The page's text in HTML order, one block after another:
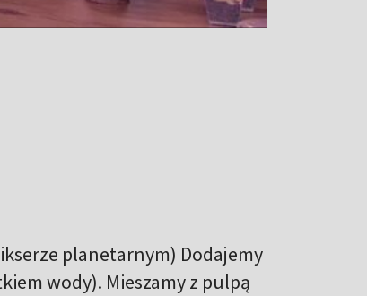
planetarnym) Dodajemy
wody). Mieszamy z pulpą